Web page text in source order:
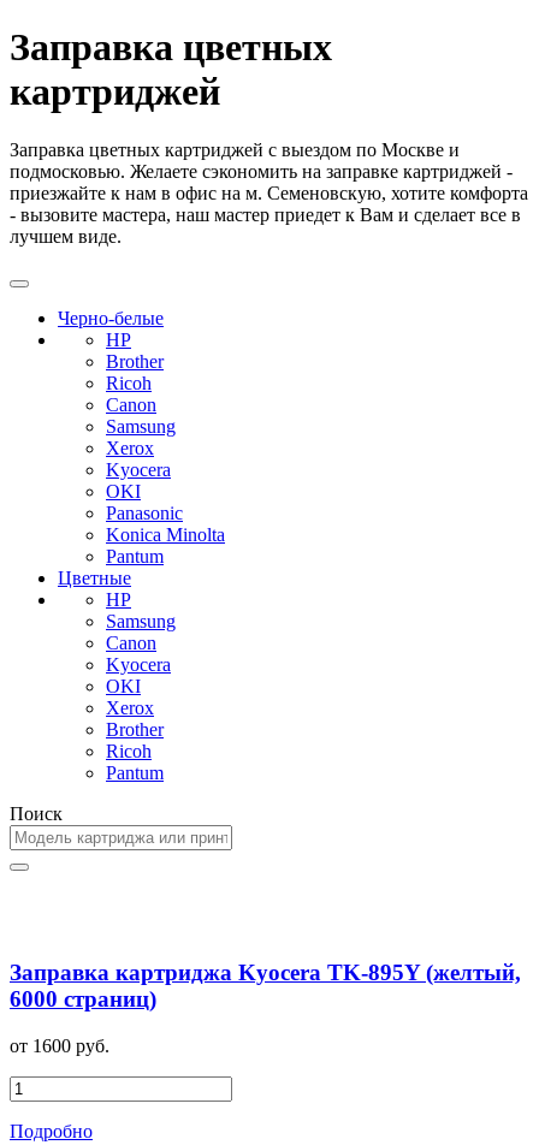
Заправка цветных
картриджей
Заправка цветных картриджей с выездом по Москве и
подмосковью. Желаете сэкономить на заправке картриджей -
приезжайте к нам в офис на м. Семеновскую, хотите комфорта
- вызовите мастера, наш мастер приедет к Вам и сделает все в
лучшем виде.
Черно-белые
HP
Brother
Ricoh
Canon
Samsung
Xerox
Kyocera
OKI
Panasonic
Konica Minolta
Pantum
Цветные
HP
Samsung
Canon
Kyocera
OKI
Xerox
Brother
Ricoh
Pantum
Поиск
Заправка картриджа Kyocera TK-895Y (желтый,
6000 страниц)
от 1600 руб.
Подробно